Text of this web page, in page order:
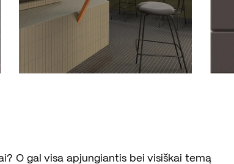
O gal visa apjungiantis bei visiškai temą